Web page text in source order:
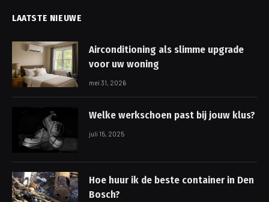
LAATSTE NIEUWE
Airconditioning als slimme upgrade
voor uw woning
mei 31, 2026
Welke werkschoen past bij jouw klus?
juli 15, 2025
Hoe huur ik de beste container in Den
Bosch?